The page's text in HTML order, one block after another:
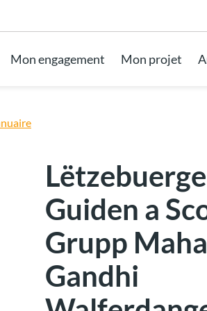
Mon engagement Mon projet
Guiden a
Grupp
Gandhi